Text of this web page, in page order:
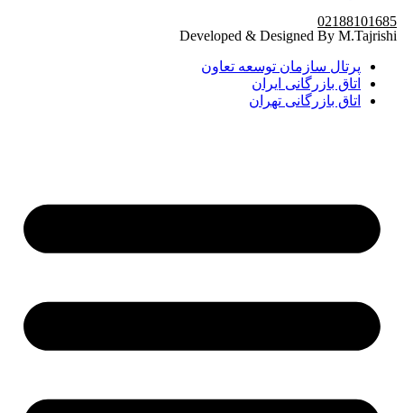
02188101685
Developed & Designed By M.Tajrishi
پرتال سازمان توسعه تعاون
اتاق بازرگانی ایران
اتاق بازرگانی تهران